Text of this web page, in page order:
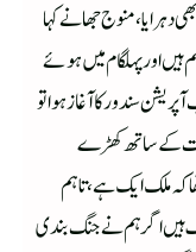
دہرایا،منوج جھا نے کہا
اور پہلگام میں ہوئے
سندور کا آغاز ہوا تو
کے ساتھ کھڑے
کہ ملک ایک ہے،تاہم
ہیں اگر ہم نے جنگ بندی